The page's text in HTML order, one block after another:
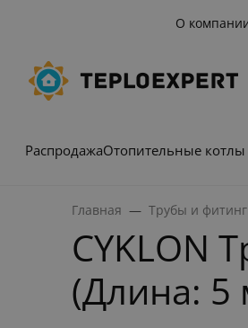
О
РаспродажаОтопительные котлы
Главная Трубы и
CYKLON
(Длина: 5